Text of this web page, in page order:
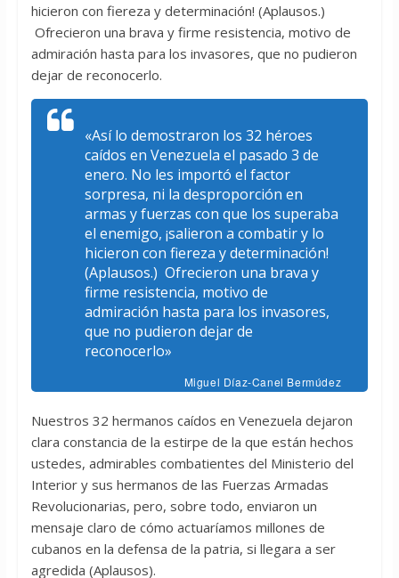
hicieron con fiereza y determinación! (Aplausos.)
Ofrecieron una brava y firme resistencia, motivo de
admiración hasta para los invasores, que no pudieron
dejar de reconocerlo.
«Así lo demostraron los 32 héroes
caídos en Venezuela el pasado 3 de
enero. No les importó el factor
sorpresa, ni la desproporción en
armas y fuerzas con que los superaba
el enemigo, ¡salieron a combatir y lo
hicieron con fiereza y determinación!
(Aplausos.) Ofrecieron una brava y
firme resistencia, motivo de
admiración hasta para los invasores,
que no pudieron dejar de
reconocerlo»
Miguel Díaz-Canel Bermúdez
Nuestros 32 hermanos caídos en Venezuela dejaron
clara constancia de la estirpe de la que están hechos
ustedes, admirables combatientes del Ministerio del
Interior y sus hermanos de las Fuerzas Armadas
Revolucionarias, pero, sobre todo, enviaron un
mensaje claro de cómo actuaríamos millones de
cubanos en la defensa de la patria, si llegara a ser
agredida (Aplausos).